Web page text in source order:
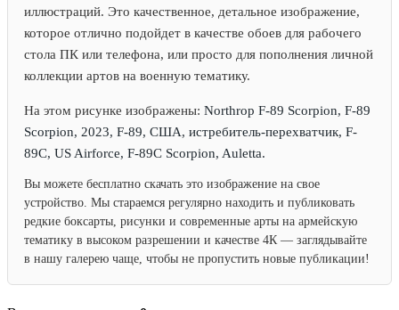
иллюстраций. Это качественное, детальное изображение,
которое отлично подойдет в качестве обоев для рабочего
стола ПК или телефона, или просто для пополнения личной
коллекции артов на военную тематику.
На этом рисунке изображены: Northrop F-89 Scorpion, F-89
Scorpion, 2023, F-89, США, истребитель-перехватчик, F-
89C, US Airforce, F-89C Scorpion, Auletta.
Вы можете бесплатно скачать это изображение на свое
устройство. Мы стараемся регулярно находить и публиковать
редкие боксарты, рисунки и современные арты на армейскую
тематику в высоком разрешении и качестве 4К — заглядывайте
в нашу галерею чаще, чтобы не пропустить новые публикации!